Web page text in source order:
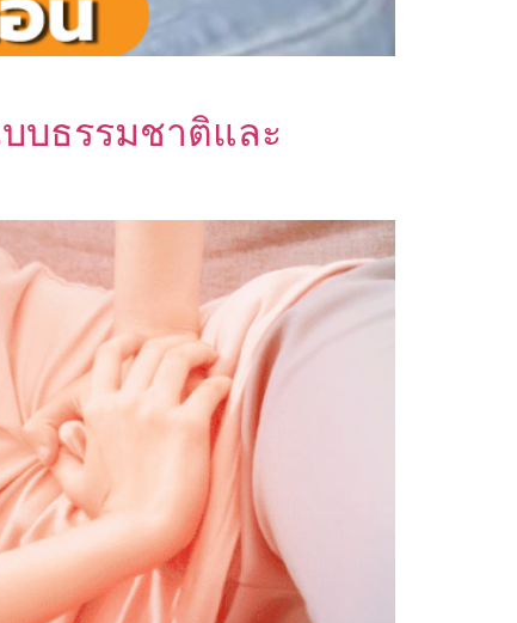
บธรรมชาติและ